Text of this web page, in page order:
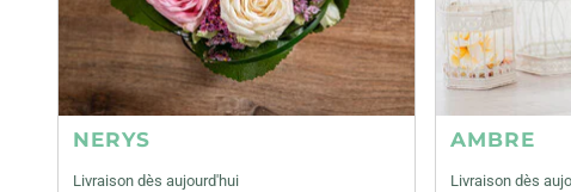
NERYS
Livraison dès aujourd'hui
AMBRE
Livraison dès